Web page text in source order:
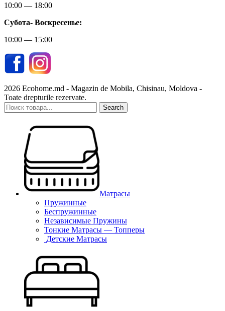
10:00 — 18:00
Субота- Воскресенье:
10:00 — 15:00
2026 Ecohome.md - Magazin de Mobila, Chisinau, Moldova -
Toate drepturile rezervate.
Search
Матрасы
Пружинные
Беспружинные
Независимые Пружины
Тонкие Матрасы — Топперы
Детские Матрасы